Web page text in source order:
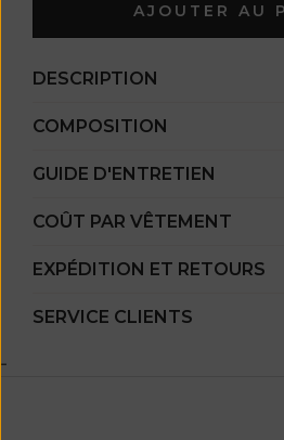
AJOUTER AU
DESCRIPTION
COMPOSITION
GUIDE D'ENTRETIEN
COÛT PAR VÊTEMENT
EXPÉDITION ET RETOURS
SERVICE CLIENTS
-